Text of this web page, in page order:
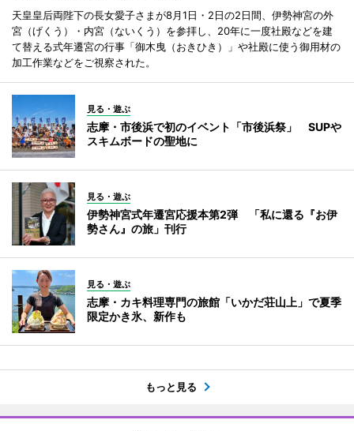
天皇皇后両陛下の長女愛子さまが8月1日・2日の2日間、伊勢神宮の外
宮（げくう）・内宮（ないくう）を参拝し、20年に一度社殿などを建
て替える式年遷宮の行事「御木曳（おきひき）」や社殿に使う御用材の
加工作業などをご視察された。
見る・遊ぶ
志摩・市後浜で初のイベント「市後浜祭」 SUPや
スキムボードの聖地に
見る・遊ぶ
伊勢神宮式年遷宮応援本第2弾 「私に還る『お伊
勢さん』の旅」刊行
見る・遊ぶ
志摩・カキ料理専門の旅館「いかだ荘山上」で夏季
限定かき氷、新作も
もっと見る